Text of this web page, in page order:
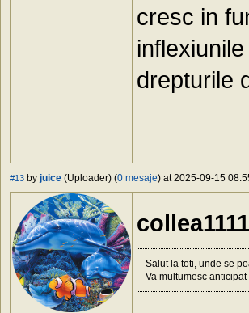
cresc in
drepturile
#13 by juice (Uploader) (0 mesaje) at 2025-09-15
Salut la toti, unde se
Va multumesc anticipat